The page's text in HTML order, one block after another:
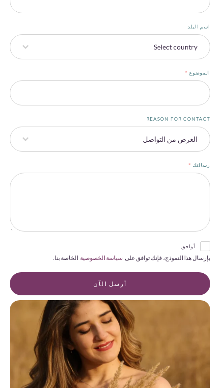
اسم البلد
Select country
الموضوع *
REASON FOR CONTACT
الغرض من التواصل
رسالتك *
أوافق
بإرسال هذا النموذج، فإنك توافق على سياسة الخصوصية الخاصة بنا.
أرسل الآن